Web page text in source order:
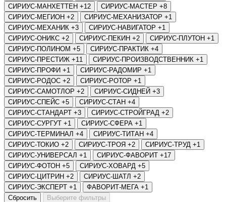
СИРИУС-МАНХЕТТЕН +12 СИРИУС-МАСТЕР +8
СИРИУС-МЕГИОН +2 СИРИУС-МЕХАНИЗАТОР +1
СИРИУС-МЕХАНИК +3 СИРИУС-НАВИГАТОР +1
СИРИУС-ОНИКС +2 СИРИУС-ПЕКИН +2 СИРИУС-ПЛУТОН +1
СИРИУС-ПОЛИНОМ +5 СИРИУС-ПРАКТИК +4
СИРИУС-ПРЕСТИЖ +11 СИРИУС-ПРОИЗВОДСТВЕННИК +1
СИРИУС-ПРОФИ +1 СИРИУС-РАДОМИР +1
СИРИУС-РОДОС +2 СИРИУС-РОТОР +1
СИРИУС-САМОТЛОР +2 СИРИУС-СИДНЕЙ +3
СИРИУС-СПЕЙС +5 СИРИУС-СТАН +4
СИРИУС-СТАНДАРТ +3 СИРИУС-СТРОЙГРАД +2
СИРИУС-СУРГУТ +1 СИРИУС-СФЕРА +1
СИРИУС-ТЕРМИНАЛ +4 СИРИУС-ТИТАН +4
СИРИУС-ТОКИО +2 СИРИУС-ТРОЯ +2 СИРИУС-ТРУД +1
СИРИУС-УНИВЕРСАЛ +1 СИРИУС-ФАВОРИТ +17
СИРИУС-ФОТОН +5 СИРИУС-ХОВАРД +5
СИРИУС-ЦИТРИН +2 СИРИУС-ШАТЛ +2
СИРИУС-ЭКСПЕРТ +1 ФАВОРИТ-МЕГА +1
Сбросить
Выберите фильтры